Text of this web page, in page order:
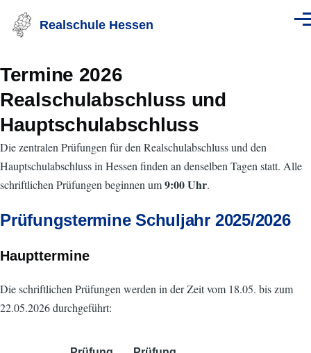
Realschule Hessen
Termine 2026
Realschulabschluss und
Hauptschulabschluss
Die zentralen Prüfungen für den Realschulabschluss und den
Hauptschulabschluss in Hessen finden an denselben Tagen statt. Alle
schriftlichen Prüfungen beginnen um9:00 Uhr.
Prüfungstermine Schuljahr 2025/2026
Haupttermine
Die schriftlichen Prüfungen werden in der Zeit vom 18.05. bis zum
22.05.2026 durchgeführt: